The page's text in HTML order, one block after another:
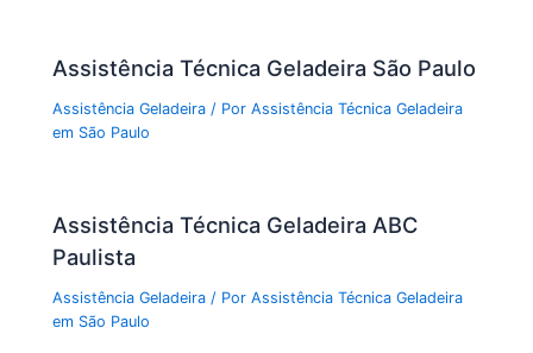
Assistência Técnica Geladeira São Paulo
Assistência Geladeira / PorAssistência Técnica Geladeira
em São Paulo
Assistência Técnica Geladeira ABC
Paulista
Assistência Geladeira / PorAssistência Técnica Geladeira
em São Paulo